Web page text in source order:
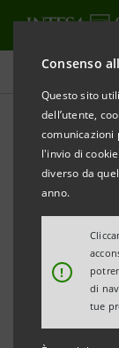
Consenso
Questo sito
dell’utente,
comunicazioni
l'invio di
diverso da
anno.
!
di
tue
Comunicati
STAMPA
(diffuso